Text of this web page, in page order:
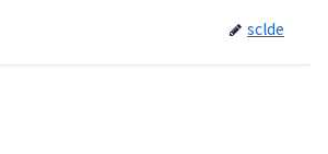
sclde